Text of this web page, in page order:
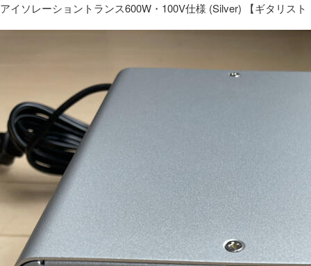
アイソレーショントランス600W・100V仕様 (Silver) 【ギタリス